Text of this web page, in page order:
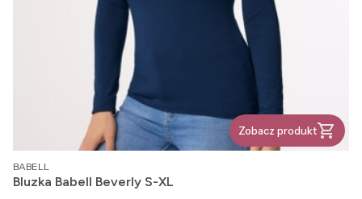
Zobacz produkt
PRODUCENT
BABELL
Bluzka Babell Beverly S-XL